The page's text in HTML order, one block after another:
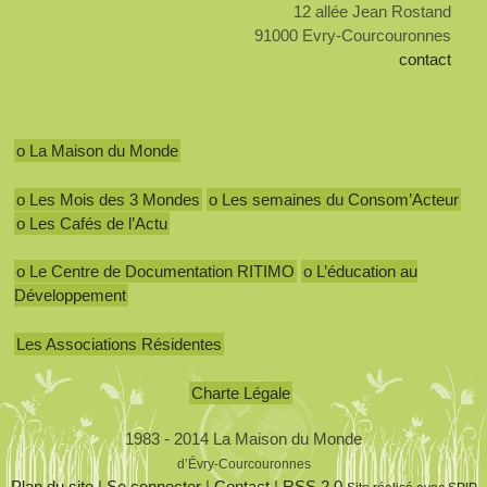
12 allée Jean Rostand
91000 Evry-Courcouronnes
contact
o La Maison du Monde
o Les Mois des 3 Mondes o Les semaines du Consom’Acteur
o Les Cafés de l’Actu
o Le Centre de Documentation RITIMO o L’éducation au
Développement
Les Associations Résidentes
Charte Légale
1983 - 2014 La Maison du Monde
d’Évry-Courcouronnes